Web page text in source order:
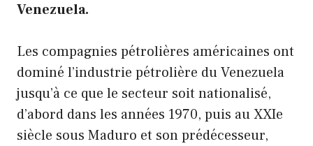
Venezuela.
Les compagnies pétrolières américaines ont
dominé l’industrie pétrolière du Venezuela
jusqu’à ce que le secteur soit nationalisé,
d’abord dans les années 1970, puis au XXIe
siècle sous Maduro et son prédécesseur,